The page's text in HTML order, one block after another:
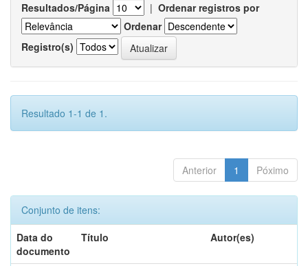
Resultados/Página | Ordenar registros por
Ordenar
Registro(s)
Resultado 1-1 de 1.
Anterior 1 Póximo
Conjunto de itens:
Data do
documento
Título Autor(es)